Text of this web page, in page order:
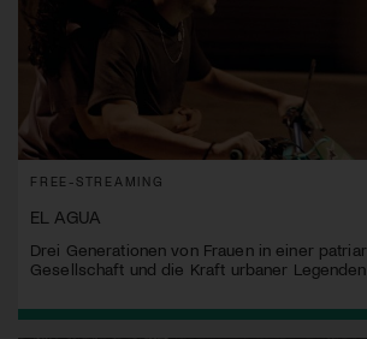
FREE-STREAMING
EL AGUA
Drei Generationen von Frauen in einer
Gesellschaft und die Kraft urbaner Legenden